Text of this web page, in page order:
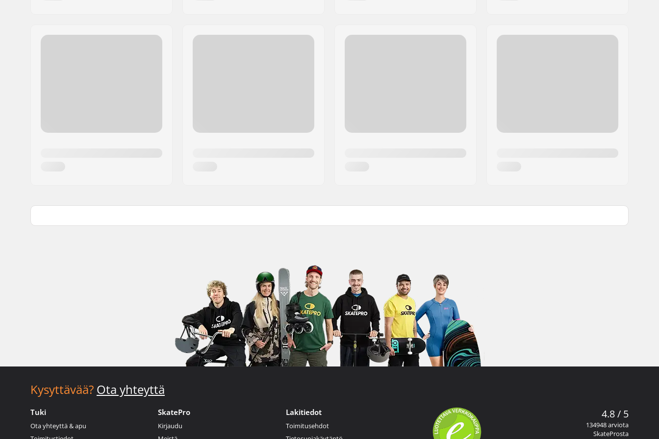
Kysyttävää? Ota yhteyttä
Tuki
Ota yhteyttä & apu
SkatePro
Kirjaudu
Lakitiedot
Toimitusehdot
4.8 / 5
134948 arviota
SkateProsta